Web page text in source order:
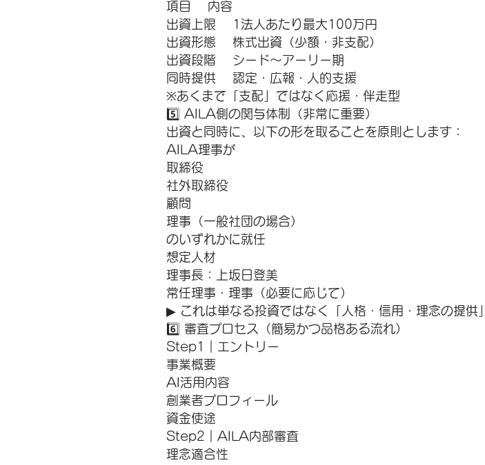
項目 内容
出資上限 1法人あたり最大100万円
出資形態 株式出資（少額・非支配）
出資段階 シード〜アーリー期
同時提供 認定・広報・人的支援
※あくまで「支配」ではなく応援・伴走型
5️⃣ AILA側の関与体制（非常に重要）
出資と同時に、以下の形を取ることを原則とします：
AILA理事が
取締役
社外取締役
顧問
理事（一般社団の場合）
のいずれかに就任
想定人材
理事長：上坂日登美
常任理事・理事（必要に応じて）
▶︎ これは単なる投資ではなく「人格・信用・理念の提供」
6️⃣ 審査プロセス（簡易かつ品格ある流れ）
Step1｜エントリー
事業概要
AI活用内容
創業者プロフィール
資金使途
Step2｜AILA内部審査
理念適合性